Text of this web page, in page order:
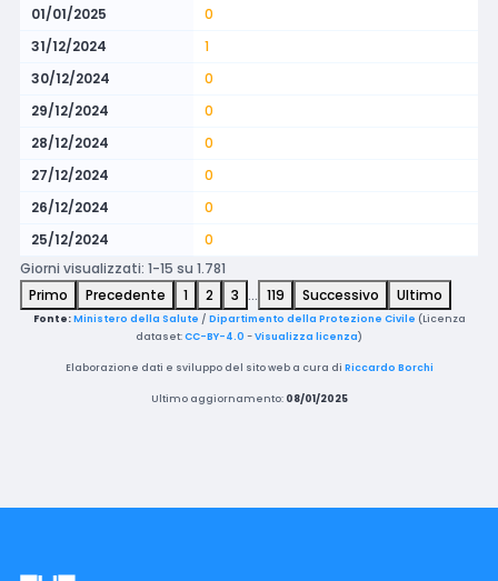
01/01/2025
0
31/12/2024
1
30/12/2024
0
29/12/2024
0
28/12/2024
0
27/12/2024
0
26/12/2024
0
25/12/2024
0
Giorni visualizzati: 1-15 su 1.781
Primo
Precedente 1 2 3 … 119 Successivo Ultimo
Fonte: Ministero della Salute / Dipartimento della Protezione Civile (Licenza
dataset:CC-BY-4.0 -Visualizza licenza)
Elaborazione dati e sviluppo del sito web a cura di Riccardo Borchi
Ultimo aggiornamento: 08/01/2025